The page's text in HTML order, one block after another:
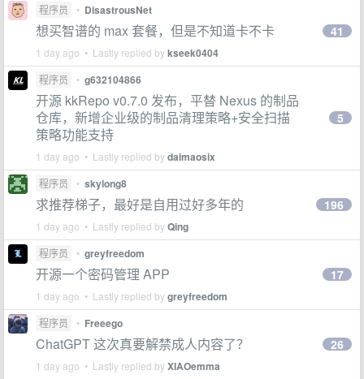
程序员 • DisastrousNet
想买智谱的 max 套餐，但是不知道卡不卡
1 day ago • Lastly replied bykseek0404
41
程序员 • g632104866
开源 kkRepo v0.7.0 发布，平替 Nexus 的制品
仓库，新增企业级的制品清理策略+安全扫描
策略功能支持
1 day ago • Lastly replied bydaimaosix
5
程序员 • skylong8
求推荐梯子，最好是自用过好多年的
1 day ago • Lastly replied byQing
196
程序员 • greyfreedom
开源一个密码管理 APP
1 day ago • Lastly replied bygreyfreedom
17
程序员 • Freeego
ChatGPT 这次真要解禁成人内容了？
1 day ago • Lastly replied byXIAOemma
26